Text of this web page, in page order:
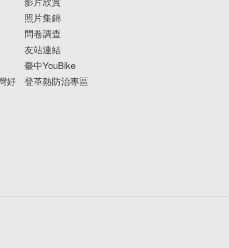
好
照片集錦
問卷調查
友站連結
臺中YouBike
登革熱防治專區